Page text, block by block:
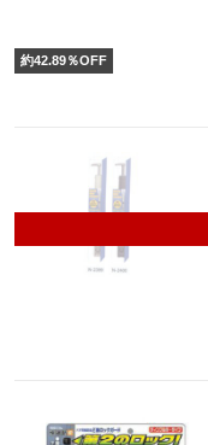
約42.89％OFF